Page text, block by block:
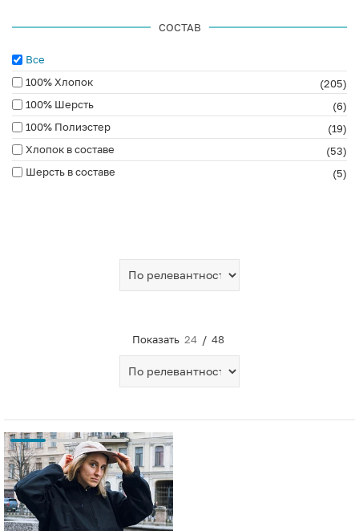
СОСТАВ
Все
100% Хлопок
(205)
100% Шерсть
(6)
100% Полиэстер
(19)
Хлопок в составе
(53)
Шерсть в составе
(5)
Показать 24 / 48